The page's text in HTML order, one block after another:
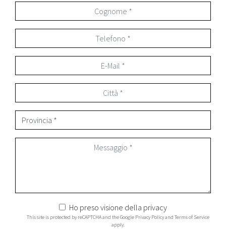
Ho preso visione della privacy
This site is protected by reCAPTCHA and the Google Privacy Policyand Terms of Service
apply.